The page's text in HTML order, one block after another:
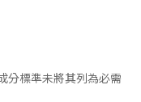
分標準未將其列為必需